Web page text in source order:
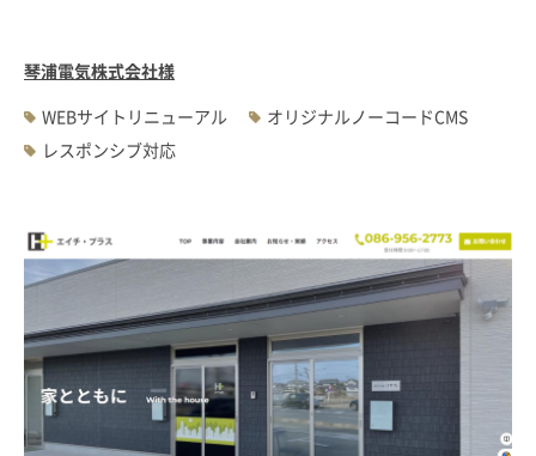
琴浦電気株式会社様
WEBサイトリニューアル
オリジナルノーコードCMS
レスポンシブ対応